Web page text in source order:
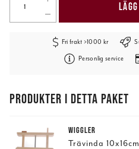
Fri frakt >1000 kr
Personlig service
PRODUKTER I DETTA PAKET
WIGGLER
Trävinda